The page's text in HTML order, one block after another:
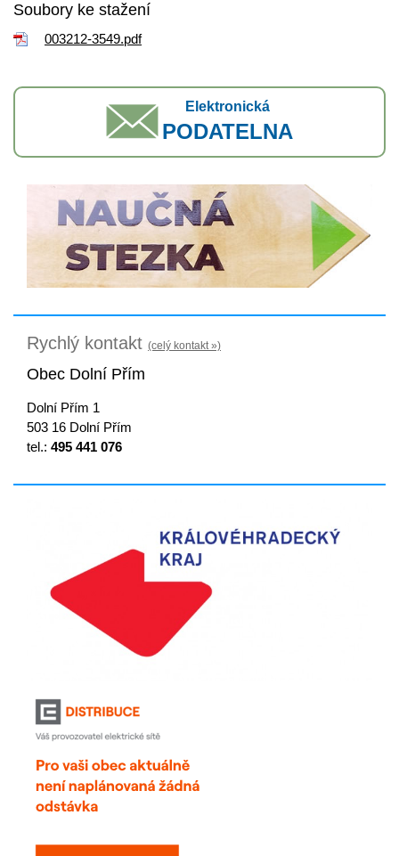
Soubory ke stažení
003212-3549.pdf
Elektronická
PODATELNA
Rychlý kontakt (celý kontakt »)
Obec Dolní Přím
Dolní Přím 1
503 16 Dolní Přím
tel.: 495 441 076